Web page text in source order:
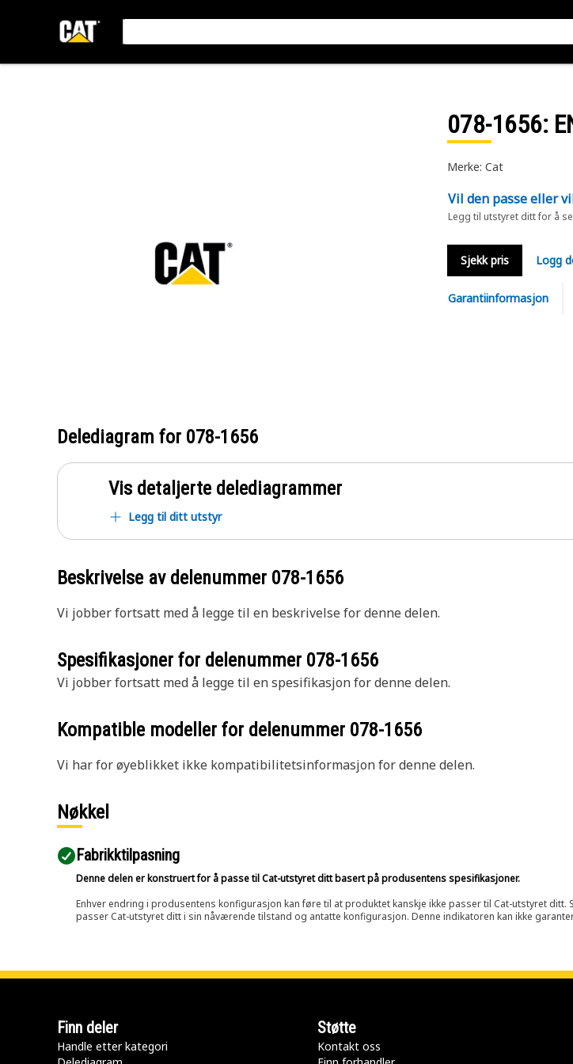
078-1656:
Merke: Cat
Vil den passe eller
Legg til utstyret ditt for å
Sjekk pris Logg
Garantiinformasjon
Delediagram for 078-1656
Vis detaljerte delediagrammer
Legg til ditt utstyr
Beskrivelse av delenummer 078-1656
Vi jobber fortsatt med å legge til en beskrivelse for denne delen.
Spesifikasjoner for delenummer 078-1656
Vi jobber fortsatt med å legge til en spesifikasjon for denne delen.
Kompatible modeller for delenummer 078-1656
Vi har for øyeblikket ikke kompatibilitetsinformasjon for denne delen.
Nøkkel
Fabrikktilpasning
Denne delen er konstruert for å passe til Cat-utstyret ditt basert på produsentens spesifikasjoner.
Enhver endring i produsentens konfigurasjon kan føre til at produktet kanskje ikke passer til Cat-utstyret
passer Cat-utstyret ditt i sin nåværende tilstand og antatte konfigurasjon. Denne indikatoren kan ikke
Finn deler
Handle etter kategori
Støtte
Kontakt oss